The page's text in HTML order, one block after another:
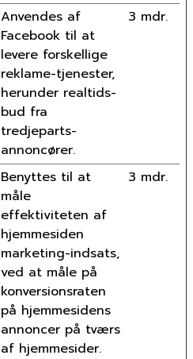
Anvendes af
Facebook til at
levere forskellige
reklame-tjenester,
herunder realtids-
bud fra
tredjeparts-
annoncører.
3 mdr.
Benyttes til at
måle
effektiviteten af
hjemmesiden
marketing-indsats,
ved at måle på
konversionsraten
på hjemmesidens
annoncer på tværs
af hjemmesider.
3 mdr.